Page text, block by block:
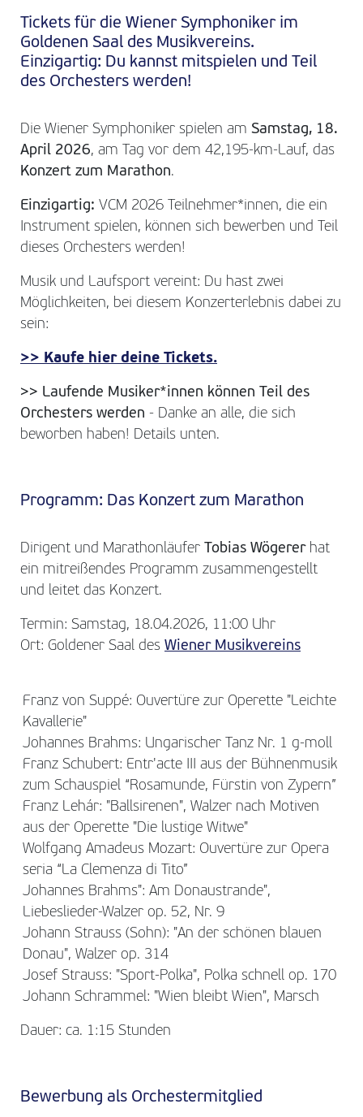
Tickets für die Wiener Symphoniker im
Goldenen Saal des Musikvereins.
Einzigartig: Du kannst mitspielen und Teil
des Orchesters werden!
Die Wiener Symphoniker spielen am Samstag, 18.
April 2026, am Tag vor dem 42,195-km-Lauf, das
Konzert zum Marathon.
Einzigartig: VCM 2026 Teilnehmer*innen, die ein
Instrument spielen, können sich bewerben und Teil
dieses Orchesters werden!
Musik und Laufsport vereint: Du hast zwei
Möglichkeiten, bei diesem Konzerterlebnis dabei zu
sein:
>> Kaufe hier deine Tickets.
>> Laufende Musiker*innen können Teil des
Orchesters werden - Danke an alle, die sich
beworben haben! Details unten.
Programm: Das Konzert zum Marathon
Dirigent und Marathonläufer Tobias Wögererhat
ein mitreißendes Programm zusammengestellt
und leitet das Konzert.
Termin: Samstag, 18.04.2026, 11:00 Uhr
Ort: Goldener Saal des Wiener Musikvereins
Franz von Suppé: Ouvertüre zur Operette "Leichte
Kavallerie"
Johannes Brahms: Ungarischer Tanz Nr. 1 g-moll
Franz Schubert: Entr'acte III aus der Bühnenmusik
zum Schauspiel “Rosamunde, Fürstin von Zypern”
Franz Lehár: "Ballsirenen", Walzer nach Motiven
aus der Operette "Die lustige Witwe"
Wolfgang Amadeus Mozart: Ouvertüre zur Opera
seria “La Clemenza di Tito”
Johannes Brahms": Am Donaustrande",
Liebeslieder-Walzer op. 52, Nr. 9
Johann Strauss (Sohn): "An der schönen blauen
Donau", Walzer op. 314
Josef Strauss: "Sport-Polka", Polka schnell op. 170
Johann Schrammel: "Wien bleibt Wien", Marsch
Dauer: ca. 1:15 Stunden
Bewerbung als Orchestermitglied